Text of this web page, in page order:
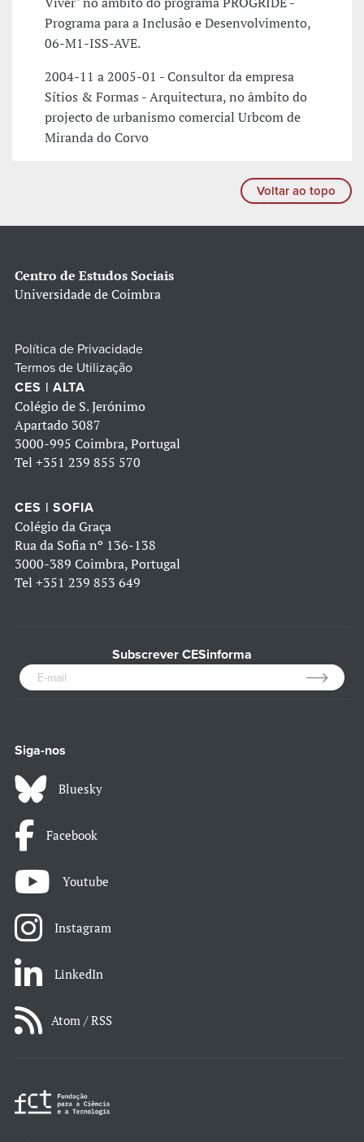
Programa para a Inclusão e Desenvolvimento,
06-M1-ISS-AVE.
2004-11 a 2005-01 - Consultor da empresa
Sítios & Formas - Arquitectura, no âmbito do
projecto de urbanismo comercial Urbcom de
Miranda do Corvo
Voltar ao topo
Centro de Estudos Sociais
Universidade de Coimbra
Política de Privacidade
Termos de Utilização
CES | ALTA
Colégio de S. Jerónimo
Apartado 3087
3000-995 Coimbra, Portugal
Tel +351 239 855 570
CES | SOFIA
Colégio da Graça
Rua da Sofia nº 136-138
3000-389 Coimbra, Portugal
Tel +351 239 853 649
Subscrever CESinforma
Siga-nos
Bluesky
Facebook
Youtube
Instagram
LinkedIn
Atom / RSS